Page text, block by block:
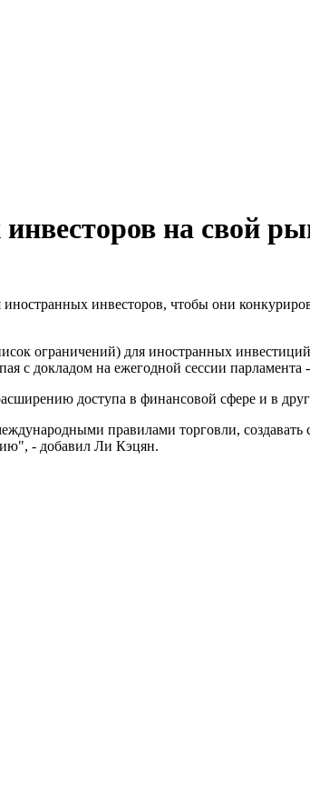
на свой
инвесторов, чтобы они
ограничений) для иностранных
докладом на ежегодной сессии парламента
доступа в финансовой сфере и в
правилами торговли, создавать
- добавил Ли Кэцян.